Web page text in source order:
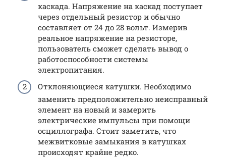
каскада. Напряжение на каскад поступает
через отдельный резистор и обычно
составляет от 24 до 28 вольт. Измерив
реальное напряжение на резисторе,
пользователь сможет сделать вывод о
работоспособности системы
электропитания.
Отклоняющиеся катушки. Необходимо
заменить предположительно неисправный
элемент на новый и замерить
электрические импульсы при помощи
осциллографа. Стоит заметить, что
межвитковые замыкания в катушках
происходят крайне редко.